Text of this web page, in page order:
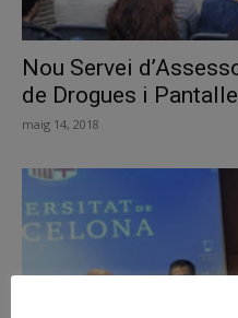
Nou Servei
de Drogues i
maig 14, 2018